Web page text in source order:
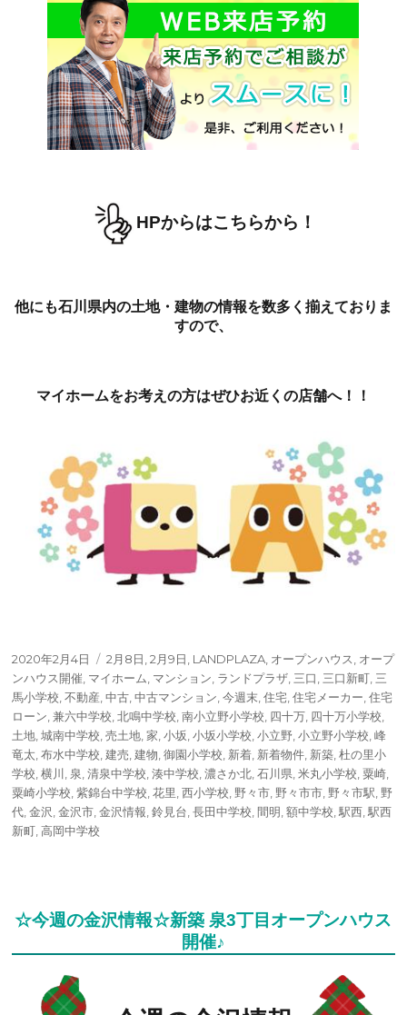
HPからはこちらから！
他にも石川県内の土地・建物の情報を数多く揃えておりま
すので、
マイホームをお考えの方はぜひお近くの店舗へ！！
投
稿
日:
2020年2月4日
タ
グ
2月8日,2月9日, LANDPLAZA, オープンハウス, オープ
ンハウス開催, マイホーム, マンション, ランドプラザ,三口,三口新町,三
馬小学校,不動産,中古,中古マンション,今週末,住宅,住宅メーカー,住宅
ローン,兼六中学校,北鳴中学校,南小立野小学校, 四十万, 四十万小学校,
土地,城南中学校,売土地,家,小坂,小坂小学校,小立野,小立野小学校,峰
竜太,布水中学校,建売,建物,御園小学校, 新着, 新着物件, 新築,杜の里小
学校,横川, 泉,清泉中学校,湊中学校,濃さか北,石川県,米丸小学校,粟崎,
粟崎小学校,紫錦台中学校,花里,西小学校, 野々市, 野々市市, 野々市駅, 野
代,金沢,金沢市,金沢情報,鈴見台,長田中学校, 間明,額中学校,駅西,駅西
新町,高岡中学校
☆今週の金沢情報☆新築 泉3丁目オープンハウス
開催♪